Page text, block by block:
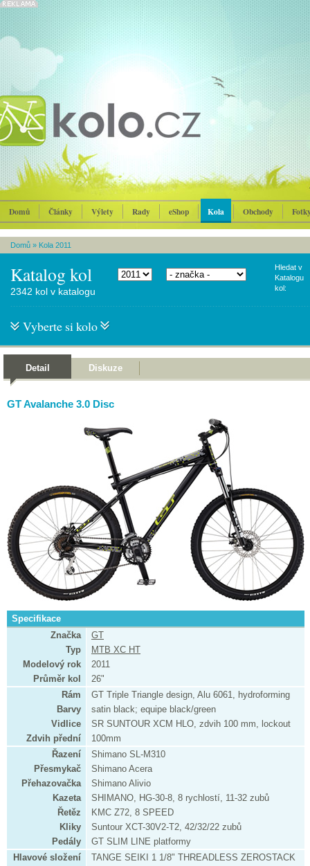
Domů Články Výlety Rady eShop Kola Obchody
Domů » Kola 2011
Katalog kol
Hledat v
Katalogu
kol:
2342 kol v katalogu
Vyberte si kolo
Detail Diskuze
GT Avalanche 3.0 Disc
Specifikace
Značka
GT
Typ
MTB XC HT
Modelový rok
2011
Průměr kol
26"
Rám
GT Triple Triangle design, Alu 6061, hydroforming
Barvy
satin black; equipe black/green
Vidlice
SR SUNTOUR XCM HLO, zdvih 100 mm, lockout
Zdvih přední
100mm
Řazení
Shimano SL-M310
Přesmykač
Shimano Acera
Přehazovačka
Shimano Alivio
Kazeta
SHIMANO, HG-30-8, 8 rychlostí, 11-32 zubů
Řetěz
KMC Z72, 8 SPEED
Kliky
Suntour XCT-30V2-T2, 42/32/22 zubů
Pedály
GT SLIM LINE platformy
Hlavové složení
TANGE SEIKI 1 1/8" THREADLESS ZEROSTACK